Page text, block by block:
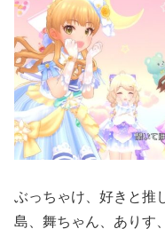
ぶっちゃけ、好きと推
島、舞ちゃん、ありす